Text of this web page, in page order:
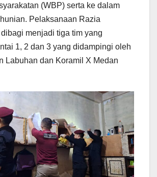
(WBP) serta ke dalam
Pelaksanaan Razia
menjadi tiga tim yang
1, 2 dan 3 yang didampingi oleh
Labuhan dan Koramil X Medan